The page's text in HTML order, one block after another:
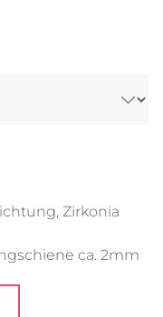
Zirkonia
ca. 2mm